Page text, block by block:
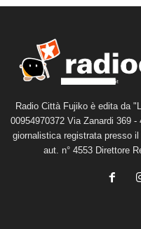
Radio Città Fujiko è edita da
00954970372 Via Zanardi 369
giornalistica registrata presso
aut. n° 4553 Direttore